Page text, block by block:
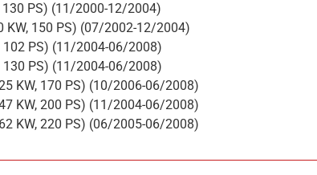
130 PS) (11/2000-12/2004)
KW, 150 PS) (07/2002-12/2004)
102 PS) (11/2004-06/2008)
130 PS) (11/2004-06/2008)
KW, 170 PS) (10/2006-06/2008)
KW, 200 PS) (11/2004-06/2008)
KW, 220 PS) (06/2005-06/2008)